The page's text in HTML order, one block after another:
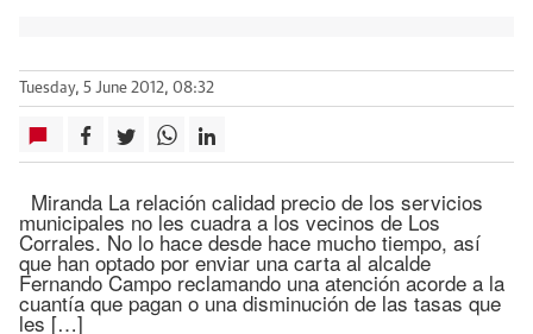
Tuesday, 5 June 2012, 08:32
Miranda La relación calidad precio de los servicios
municipales no les cuadra a los vecinos de Los
Corrales. No lo hace desde hace mucho tiempo, así
que han optado por enviar una carta al alcalde
Fernando Campo reclamando una atención acorde a la
cuantía que pagan o una disminución de las tasas que
les […]